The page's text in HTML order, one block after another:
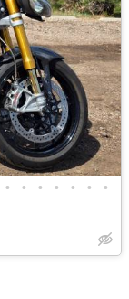
• • • • • • •